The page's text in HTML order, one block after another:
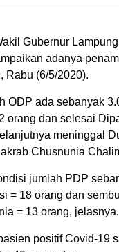
Gubernur
adanya
Rabu (6/5/2020).
ODP ada sebanyak
orang dan selesai
meninggal
Chusnunia
jumlah PDP
= 18 orang dan
= 13 orang, jelasnya.
positif Covid-19